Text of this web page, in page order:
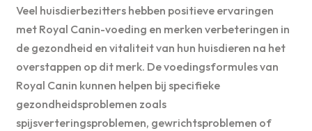
Veel huisdierbezitters hebben positieve ervaringen
met Royal Canin-voeding en merken verbeteringen in
de gezondheid en vitaliteit van hun huisdieren na het
overstappen op dit merk. De voedingsformules van
Royal Canin kunnen helpen bij specifieke
gezondheidsproblemen zoals
spijsverteringsproblemen, gewrichtsproblemen of